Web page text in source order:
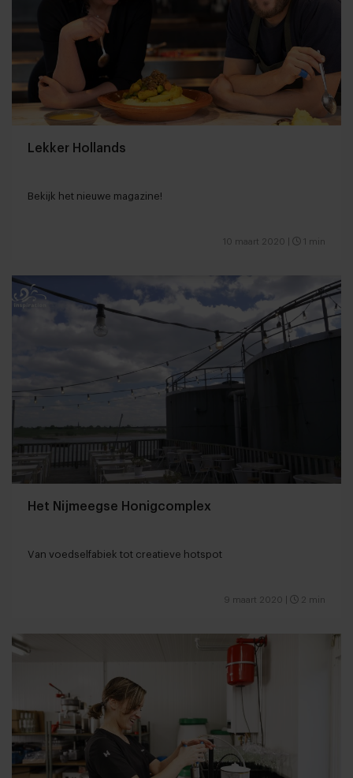
Lekker Hollands
Bekijk het nieuwe magazine!
10 maart 2020 1 min
Het Nijmeegse Honigcomplex
Van voedselfabiek tot creatieve hotspot
9 maart 2020 2 min